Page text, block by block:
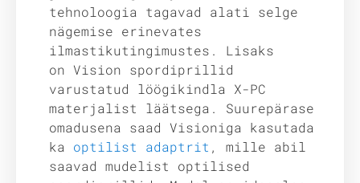
tehnoloogia tagavad alati selge
nägemise erinevates
ilmastikutingimustes. Lisaks
on Vision spordiprillid
varustatud löögikindla X-PC
materjalist läätsega. Suurepärase
omadusena saad Visioniga kasutada
ka optilist adaptrit , mille abil
saavad mudelist optilised